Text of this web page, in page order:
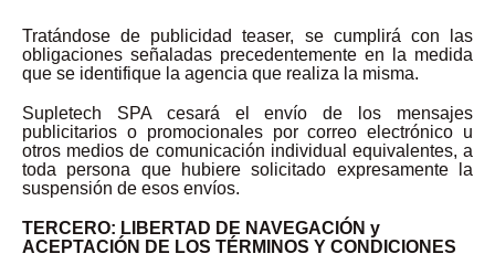
Tratándose de publicidad teaser, se cumplirá con las
obligaciones señaladas precedentemente en la medida
que se identifique la agencia que realiza la misma.
Supletech SPA cesará el envío de los mensajes
publicitarios o promocionales por correo electrónico u
otros medios de comunicación individual equivalentes, a
toda persona que hubiere solicitado expresamente la
suspensión de esos envíos.
TERCERO: LIBERTAD DE NAVEGACIÓN y
ACEPTACIÓN DE LOS TÉRMINOS Y CONDICIONES